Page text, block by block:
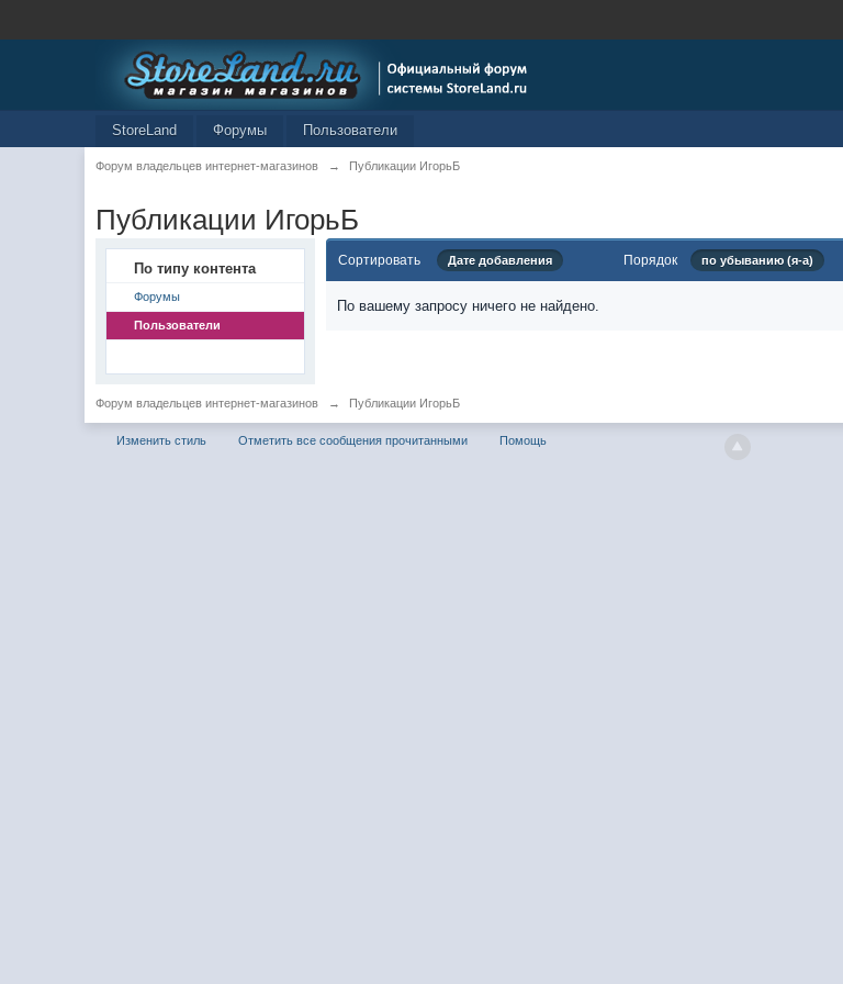
StoreLand Форумы Пользователи
Форум владельцев интернет-магазинов → Публикации ИгорьБ
Публикации ИгорьБ
По типу контента
Форумы
Пользователи
Сортировать Дате добавления Порядок по убыванию (я-а)
По вашему запросу ничего не найдено.
Форум владельцев интернет-магазинов → Публикации ИгорьБ
Изменить стиль Отметить все сообщения прочитанными Помощь